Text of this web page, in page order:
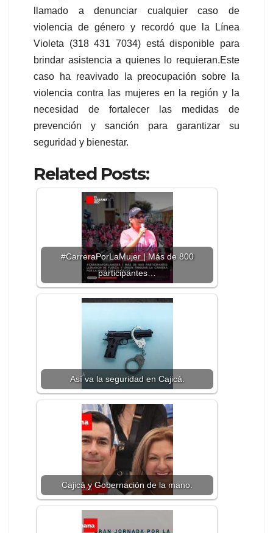
llamado a denunciar cualquier caso de
violencia de género y recordó que la Línea
Violeta (318 431 7034) está disponible para
brindar asistencia a quienes lo requieran.Este
caso ha reavivado la preocupación sobre la
violencia contra las mujeres en la región y la
necesidad de fortalecer las medidas de
prevención y sanción para garantizar su
seguridad y bienestar.
Related Posts:
#CarreraPorLaMujer | Más de 800
participantes…
Así va la seguridad en Cajicá.
Cajicá y Gobernación de la mano.